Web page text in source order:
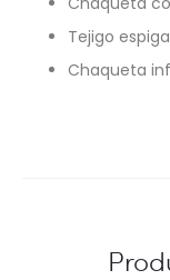
Tejigo espiga
Chaqueta